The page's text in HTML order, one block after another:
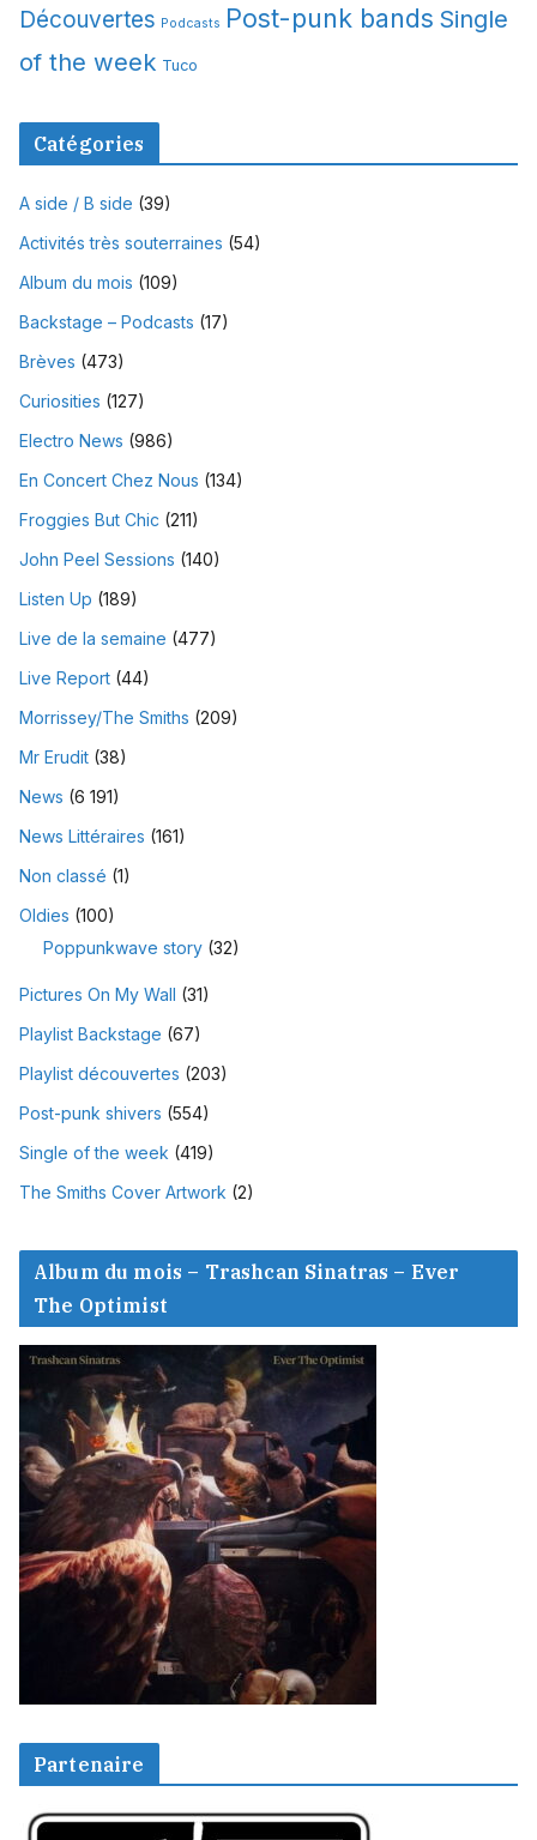
Découvertes Podcasts Post-punk bands Single
of the week Tuco
Catégories
A side / B side (39)
Activités très souterraines (54)
Album du mois (109)
Backstage – Podcasts (17)
Brèves (473)
Curiosities (127)
Electro News (986)
En Concert Chez Nous (134)
Froggies But Chic (211)
John Peel Sessions (140)
Listen Up (189)
Live de la semaine (477)
Live Report (44)
Morrissey/The Smiths (209)
Mr Erudit (38)
News (6 191)
News Littéraires (161)
Non classé (1)
Oldies (100)
Poppunkwave story (32)
Pictures On My Wall (31)
Playlist Backstage (67)
Playlist découvertes (203)
Post-punk shivers (554)
Single of the week (419)
The Smiths Cover Artwork (2)
Album du mois – Trashcan Sinatras – Ever
The Optimist
Partenaire